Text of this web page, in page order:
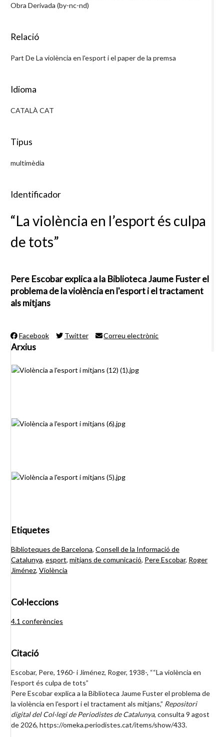
Obra Derivada (by-nc-nd)
Relació
Part De La violència en l'esport i el paper de la premsa
Idioma
CATALÀ CAT
Tipus
multimèdia
Identificador
“La violència en l’esport és culpa
de tots”
Pere Escobar explica a la Biblioteca Jaume Fuster el
problema de la violència en l'esport i el tractament
als mitjans
Facebook Twitter Correu electrònic
Arxius
Etiquetes
Biblioteques de Barcelona, Consell de la Informació de
Catalunya, esport, mitjans de comunicació, Pere Escobar, Roger
Jiménez, Violència
Col·leccions
4.1 conferències
Citació
Escobar, Pere, 1960- i Jiménez, Roger, 1938-, ““La violència en
l’esport és culpa de tots”
Pere Escobar explica a la Biblioteca Jaume Fuster el problema de
la violència en l'esport i el tractament als mitjans,” Repositori
digital del Col·legi de Periodistes de Catalunya, consulta 9 agost
de 2026, https://omeka.periodistes.cat/items/show/433.